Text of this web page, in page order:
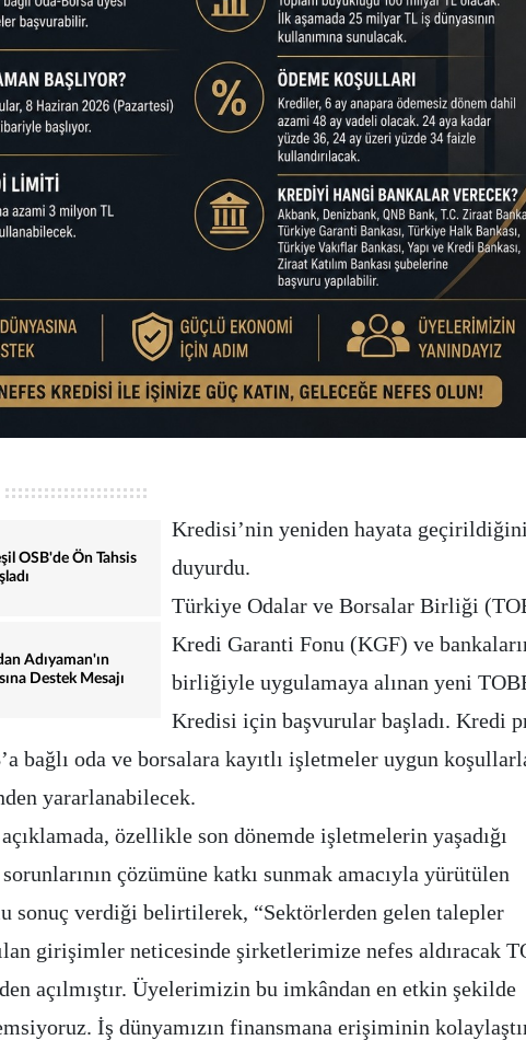
OSB'de Ön Tahsis
Adıyaman'ın
Destek Mesajı
Kredisi’nin yeniden hayata geçirildiğini
duyurdu.
Türkiye Odalar ve Borsalar Birliği
Kredi Garanti Fonu (KGF) ve
birliğiyle uygulamaya alınan yeni
Kredisi için başvurular başladı. Kredi
bağlı oda ve borsalara kayıtlı işletmeler uygun
yararlanabilecek.
açıklamada, özellikle son dönemde işletmelerin yaşadığı
çözümüne katkı sunmak amacıyla yürütülen
sonuç verdiği belirtilerek, “Sektörlerden gelen talepler
girişimler neticesinde şirketlerimize nefes aldıracak
açılmıştır. Üyelerimizin bu imkândan en etkin şekilde
İş dünyamızın finansmana erişiminin